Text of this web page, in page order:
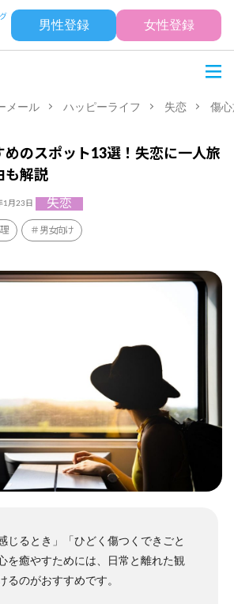
男性登録 女性登録
メール ハッピーライフ 失恋 傷
めのスポット13選！失恋に一人旅
も解説
1月23日 失恋
男女向け
じるとき」「ひどく傷つくできごと
を癒やすためには、日常と離れた観
るのがおすすめです。